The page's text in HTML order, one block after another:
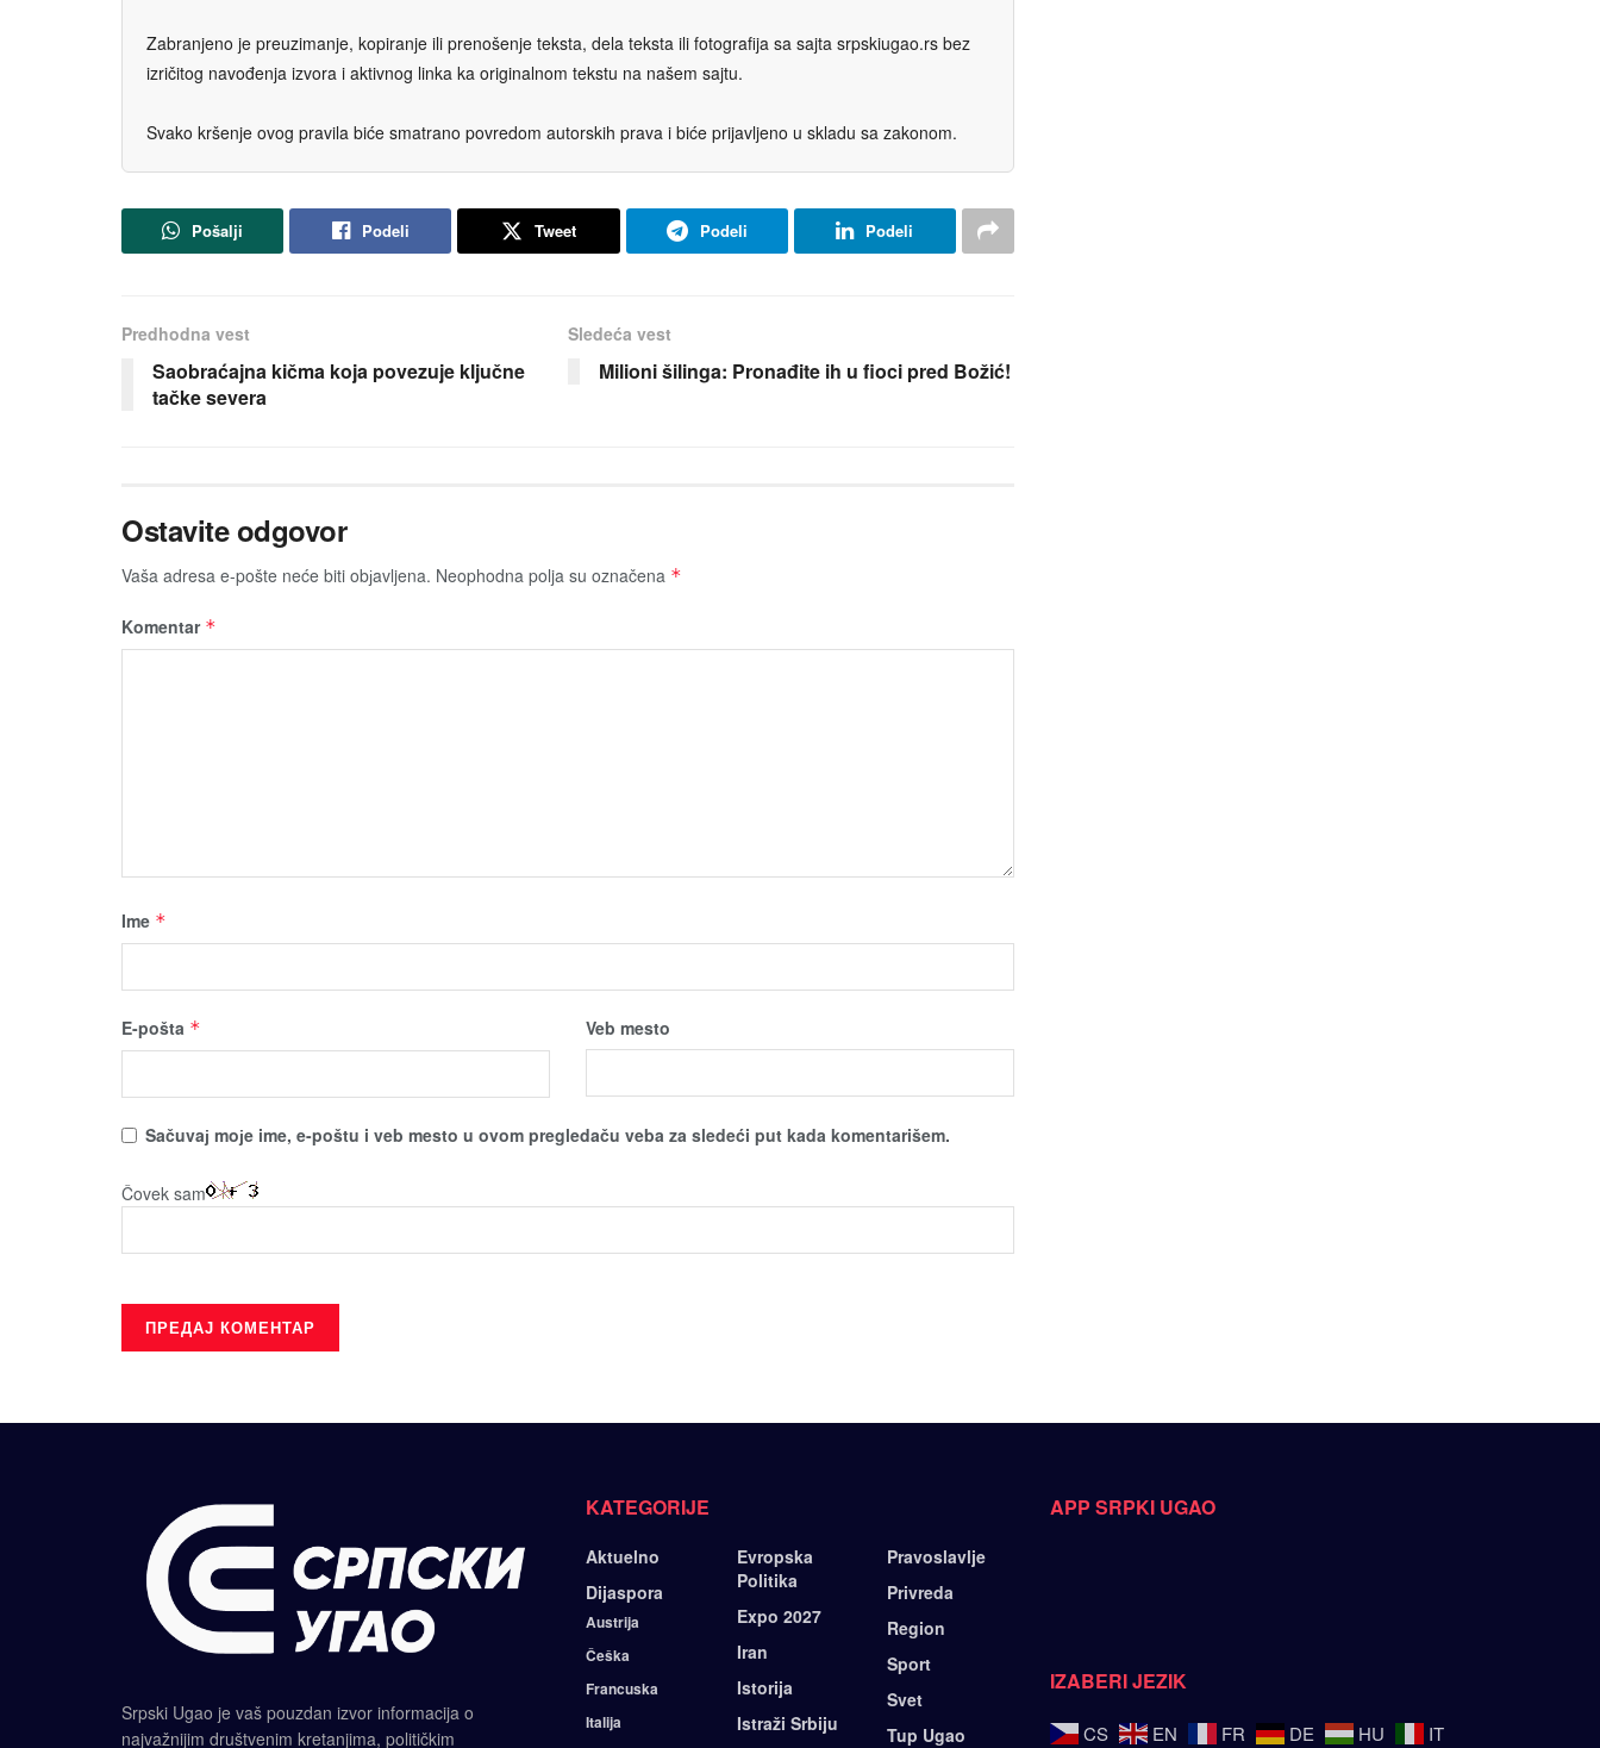
Zabranjeno je preuzimanje, kopiranje ili prenošenje teksta, dela teksta ili fotografija sa sajta srpskiugao.rs bez
izričitog navođenja izvora i aktivnog linka ka originalnom tekstu na našem sajtu.
Svako kršenje ovog pravila biće smatrano povredom autorskih prava i biće prijavljeno u skladu sa zakonom.
Pošalji Podeli Tweet Podeli Podeli
Predhodna vest
Saobraćajna kičma koja povezuje ključne
tačke severa
Sledeća vest
Milioni šilinga: Pronađite ih u fioci pred Božić!
Ostavite odgovor
Vaša adresa e-pošte neće biti obјavljena. Neophodna polja su označena *
Komentar *
Ime *
E-pošta * Veb mesto
Sačuvaј moјe ime, e-poštu i veb mesto u ovom pregledaču veba za sledeći put kada komentarišem.
Čovek sam
Srpski Ugao je vaš pouzdan izvor informacija o
najvažnijim društvenim kretanjima, političkim
KATEGORIJE
Aktuelno
Dijaspora
Austrija
Češka
Francuska
Italija
Evropska
Politika
Expo 2027
Iran
Istorija
Istraži Srbiju
Pravoslavlje
Privreda
Region
Sport
Svet
Tup Ugao
APP SRPKI UGAO
IZABERI JEZIK
CS EN FR DE HU IT